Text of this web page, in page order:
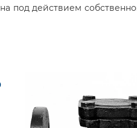
под действием